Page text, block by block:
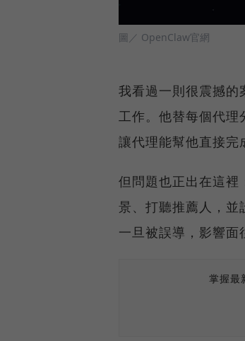
圖／ OpenClaw官網
我看過一則很震撼的
工作。他替每個代
讓代理能幫他直接完
但問題也正出在這裡
景、打聽推薦人，並
一旦被誤導，影響面
掌握最